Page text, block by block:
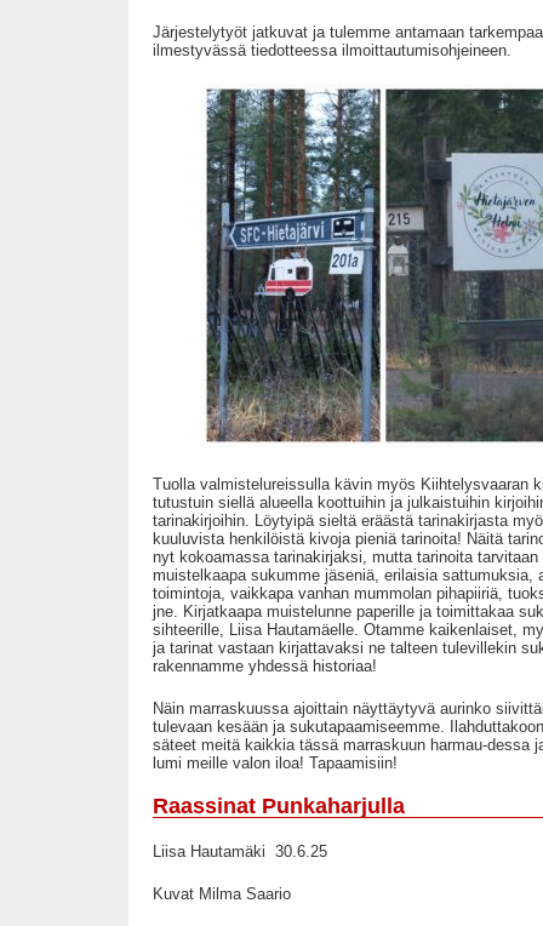
Järjestelytyöt jatkuvat ja tulemme antamaan
ilmestyvässä tiedotteessa ilmoittautumisohjeineen.
Tuolla valmistelureissulla kävin myös Kiihtelysvaaran
tutustuin siellä alueella koottuihin ja julkaistuihin
tarinakirjoihin. Löytyipä sieltä eräästä tarinakirjasta
kuuluvista henkilöistä kivoja pieniä tarinoita! Näitä
nyt kokoamassa tarinakirjaksi, mutta tarinoita tarvitaan
muistelkaapa sukumme jäseniä, erilaisia sattumuksia,
toimintoja, vaikkapa vanhan mummolan pihapiiriä,
jne. Kirjatkaapa muistelunne paperille ja toimittakaa
sihteerille, Liisa Hautamäelle. Otamme kaikenlaiset,
ja tarinat vastaan kirjattavaksi ne talteen tulevillekin
rakennamme yhdessä historiaa!
Näin marraskuussa ajoittain näyttäytyvä aurinko
tulevaan kesään ja sukutapaamiseemme.
säteet meitä kaikkia tässä marraskuun harmau-dessa
lumi meille valon iloa! Tapaamisiin!
Raassinat Punkaharjulla
Liisa Hautamäki 30.6.25
Kuvat Milma Saario